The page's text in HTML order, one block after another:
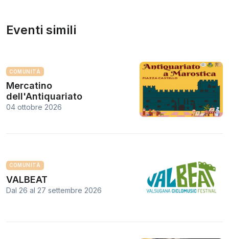
Eventi simili
COMUNITÀ
Mercatino
dell'Antiquariato
04 ottobre 2026
COMUNITÀ
VALBEAT
Dal 26 al 27 settembre 2026